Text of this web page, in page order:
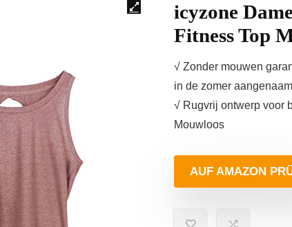
icyzone
Fitness Top
√ Zonder mouwen
in de zomer
√ Rugvrij ontwerp voor
Mouwloos
AUF AMAZON